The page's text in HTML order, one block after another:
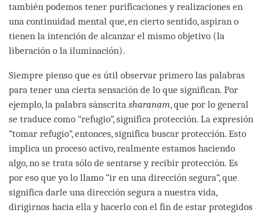
también podemos tener purificaciones y realizaciones en
una continuidad mental que, en cierto sentido, aspiran o
tienen la intención de alcanzar el mismo objetivo (la
liberación o la iluminación).
Siempre pienso que es útil observar primero las palabras
para tener una cierta sensación de lo que significan. Por
ejemplo, la palabra sánscrita sharanam, que por lo general
se traduce como “refugio”, significa protección. La expresión
“tomar refugio”, entonces, significa buscar protección. Esto
implica un proceso activo, realmente estamos haciendo
algo, no se trata sólo de sentarse y recibir protección. Es
por eso que yo lo llamo “ir en una dirección segura”, que
significa darle una dirección segura a nuestra vida,
dirigirnos hacia ella y hacerlo con el fin de estar protegidos